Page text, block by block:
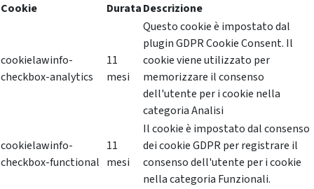
Cookie
DurataDescrizione
cookielawinfo-
checkbox-analytics
11
mesi
Questo cookie è impostato dal
plugin GDPR Cookie Consent. Il
cookie viene utilizzato per
memorizzare il consenso
dell'utente per i cookie nella
categoria Analisi
cookielawinfo-
checkbox-functional
11
mesi
Il cookie è impostato dal consenso
dei cookie GDPR per registrare il
consenso dell'utente per i cookie
nella categoria Funzionali.